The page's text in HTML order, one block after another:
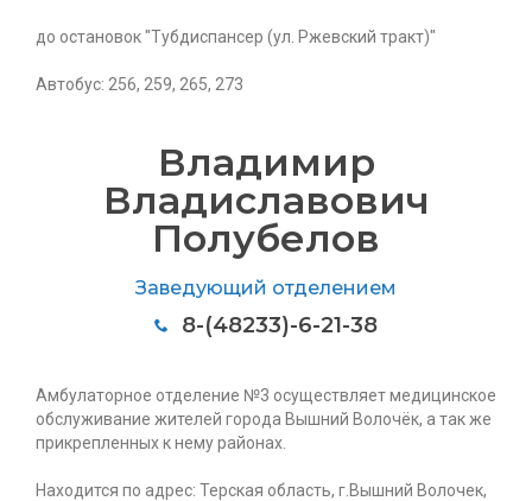
до остановок "Тубдиспансер (ул. Ржевский тракт)"
Автобус: 256, 259, 265, 273
Владимир
Владиславович
Полубелов
Заведующий отделением
8-(48233)-6-21-38
Амбулаторное отделение №3 осуществляет медицинское
обслуживание жителей города Вышний Волочёк, а так же
прикрепленных к нему районах.
Находится по адрес: Терская область, г.Вышний Волочек,